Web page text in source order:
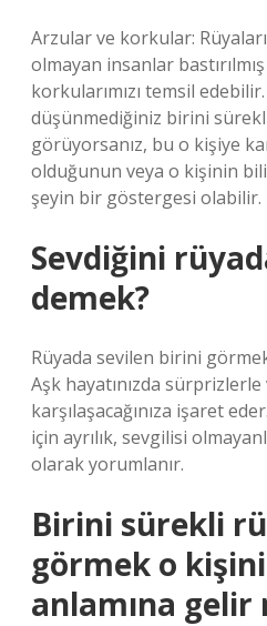
Arzular ve korkular:
olmayan insanlar bastırılmış
korkularımızı temsil
düşünmediğiniz birini
görüyorsanız, bu o kişiye
olduğunun veya o kişinin
şeyin bir göstergesi olabilir.
Sevdiğini
demek?
Rüyada sevilen birini
Aşk hayatınızda
karşılaşacağınıza işaret
için ayrılık, sevgilisi
olarak yorumlanır.
Birini sürekli
görmek o
anlamına gelir